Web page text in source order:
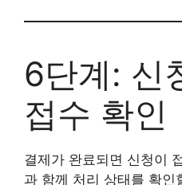
6단계: 신
접수 확인
결제가 완료되면 신청이
과 함께 처리 상태를 확